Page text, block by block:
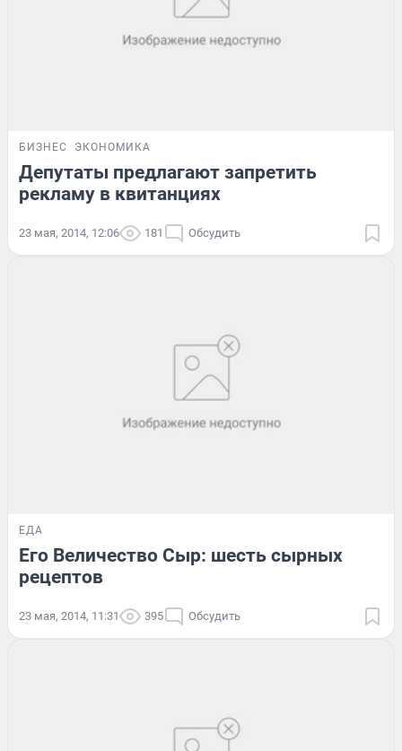
БИЗНЕС ЭКОНОМИКА
Депутаты предлагают запретить
рекламу в квитанциях
23 мая, 2014, 12:06 181 Обсудить
ЕДА
Его Величество Сыр: шесть сырных
рецептов
23 мая, 2014, 11:31 395 Обсудить